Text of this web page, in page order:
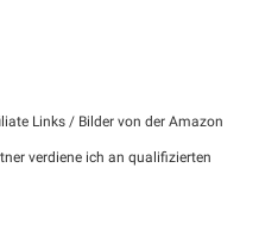
Links / Bilder von der Amazon
verdiene ich an qualifizierten